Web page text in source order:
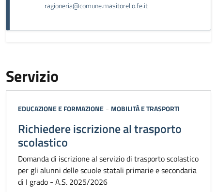
ragioneria@comune.masitorello.fe.it
Servizio
Categoria:
EDUCAZIONE E FORMAZIONE - MOBILITÀ E TRASPORTI
Richiedere iscrizione al trasporto
scolastico
Domanda di iscrizione al servizio di trasporto scolastico
per gli alunni delle scuole statali primarie e secondaria
di I grado - A.S. 2025/2026